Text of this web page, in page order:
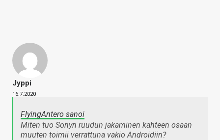
Jyppi
16.7.2020
FlyingAntero sanoi
Miten tuo Sonyn ruudun jakaminen kahteen osaan
muuten toimii verrattuna vakio Androidiin?